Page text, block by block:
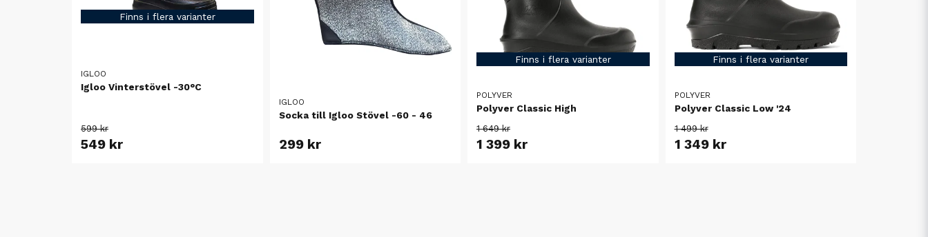
Finns i flera varianter
IGLOO
Igloo Vinterstövel -30°C
599 kr
549 kr
IGLOO
Socka till Igloo Stövel -60 - 46
299 kr
Finns i flera varianter
POLYVER
Polyver Classic High
1 649 kr
1 399 kr
Finns i flera varianter
POLYVER
Polyver Classic Low '24
1 499 kr
1 349 kr